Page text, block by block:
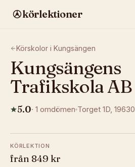
körlektioner
Körskolor i Kungsängen
Kungsängens
Trafikskola AB
5.0· 1 omdömen Torget 1D, 19630
KÖRLEKTION
från 849 kr